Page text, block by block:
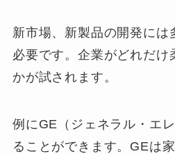
新市場、新製品の開発には
必要です。企業がどれだけ
かが試されます。
例にGE（ジェネラル・エ
ることができます。GEは